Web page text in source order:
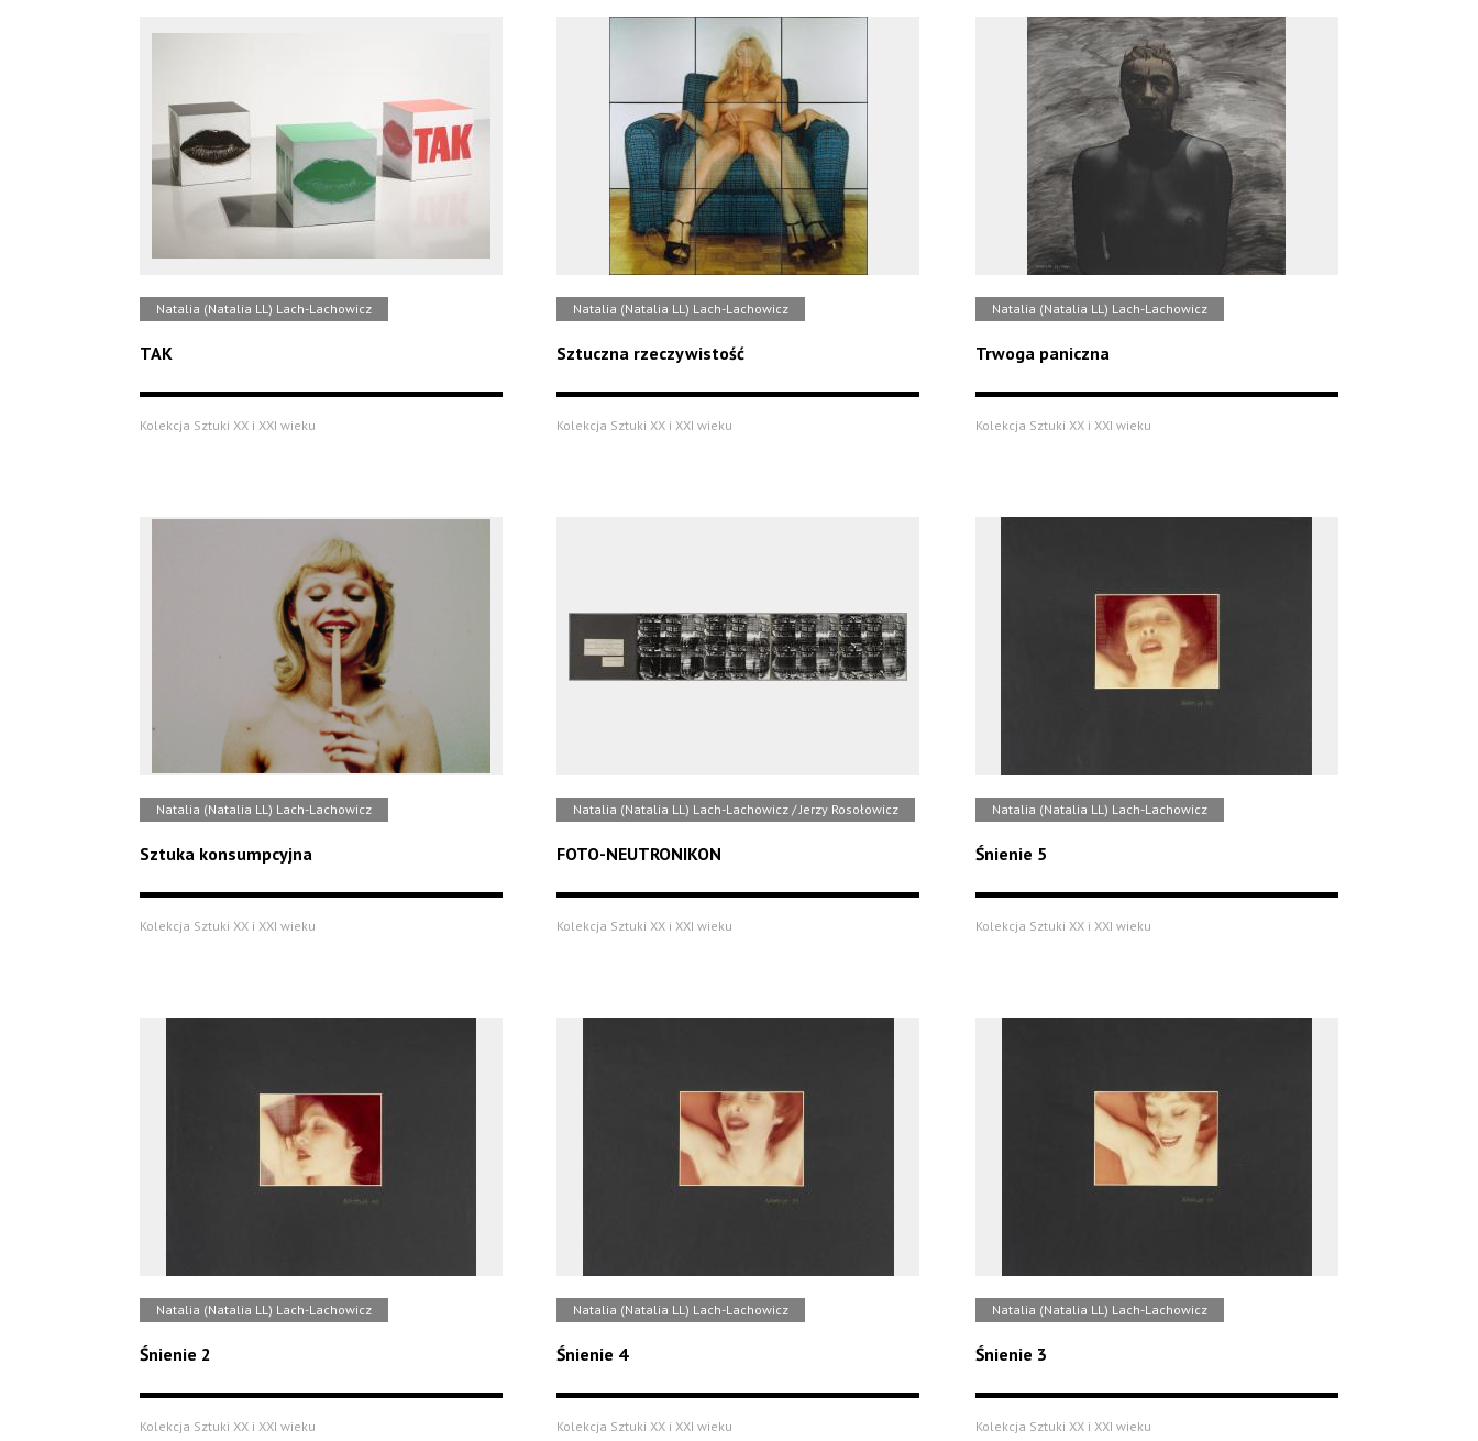
Natalia (Natalia LL) Lach-Lachowicz
TAK
Kolekcja Sztuki XX i XXI wieku
Natalia (Natalia LL) Lach-Lachowicz
Sztuczna rzeczywistość
Kolekcja Sztuki XX i XXI wieku
Natalia (Natalia LL) Lach-Lachowicz
Trwoga paniczna
Kolekcja Sztuki XX i XXI wieku
Natalia (Natalia LL) Lach-Lachowicz
Sztuka konsumpcyjna
Kolekcja Sztuki XX i XXI wieku
Natalia (Natalia LL) Lach-Lachowicz / Jerzy Rosołowicz
FOTO-NEUTRONIKON
Kolekcja Sztuki XX i XXI wieku
Natalia (Natalia LL) Lach-Lachowicz
Śnienie 5
Kolekcja Sztuki XX i XXI wieku
Natalia (Natalia LL) Lach-Lachowicz
Śnienie 2
Kolekcja Sztuki XX i XXI wieku
Natalia (Natalia LL) Lach-Lachowicz
Śnienie 4
Kolekcja Sztuki XX i XXI wieku
Natalia (Natalia LL) Lach-Lachowicz
Śnienie 3
Kolekcja Sztuki XX i XXI wieku